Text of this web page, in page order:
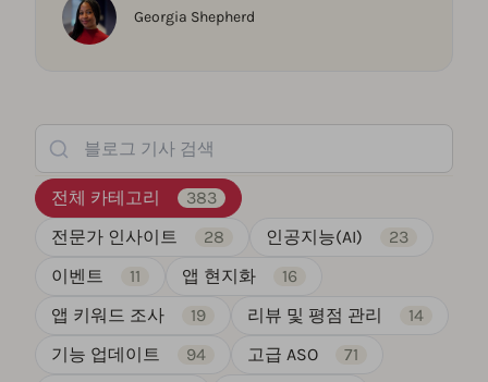
Georgia Shepherd
블로그 기사 검색
전체 카테고리
383
전문가 인사이트
28 인공지능(AI)
23
이벤트
11 앱 현지화
16
앱 키워드 조사
19 리뷰 및 평점 관리
14
기능 업데이트
94 고급 ASO
71